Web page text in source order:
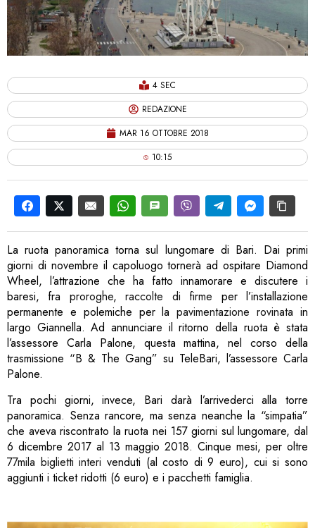
4 SEC
REDAZIONE
MAR 16 OTTOBRE 2018
10:15
La ruota panoramica torna sul lungomare di Bari. Dai primi
giorni di novembre il capoluogo tornerà ad ospitare Diamond
Wheel, l’attrazione che ha fatto innamorare e discutere i
baresi, fra proroghe,raccolte di firme per l’installazione
permanente e polemiche per lapavimentazione rovinata in
largo Giannella. Ad annunciare il ritorno della ruota è stata
l’assessore Carla Palone, questa mattina, nel corso della
trasmissione “B & The Gang” su TeleBari, l’assessore Carla
Palone.
Tra pochi giorni, invece, Bari darà l’arrivederci alla torre
panoramica. Senza rancore, ma senza neanche la “simpatia”
che aveva riscontrato la ruota nei 157 giorni sul lungomare, dal
6 dicembre 2017 al 13 maggio 2018. Cinque mesi, per oltre
77mila biglietti interi venduti (al costo di 9 euro), cui si sono
aggiunti i ticket ridotti (6 euro) e i pacchetti famiglia.